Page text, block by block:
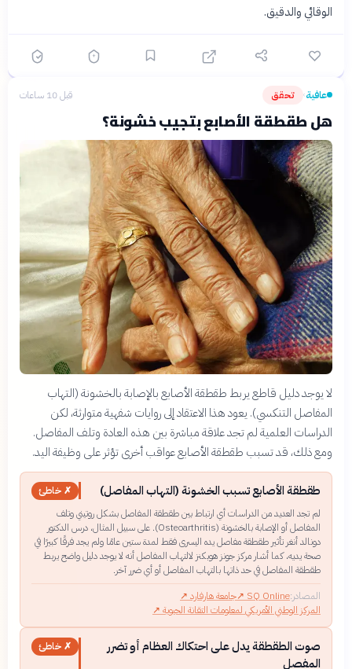
الوقائي والدقيق.
عافية› تحقق قبل 10 ساعات
هل طقطقة الأصابع بتجيب خشونة؟
لا يوجد دليل قاطع يربط طقطقة الأصابع بالإصابة بالخشونة (التهاب
المفاصل التنكسي). يعود هذا الاعتقاد إلى روايات شفهية متوارثة، لكن
الدراسات العلمية لم تجد علاقة مباشرة بين هذه العادة وتلف المفاصل.
ومع ذلك، قد تسبب طقطقة الأصابع عواقب أخرى تؤثر على وظيفة اليد.
طقطقة الأصابع تسبب الخشونة (التهاب المفاصل)
✗ خاطئ
لم تجد العديد من الدراسات أي ارتباط بين طقطقة المفاصل بشكل روتيني وتلف
المفاصل أو الإصابة بالخشونة (Osteoarthritis). على سبيل المثال، درس الدكتور
دونالد أنغر تأثير طقطقة مفاصل يده اليسرى فقط لمدة ستين عامًا ولم يجد فرقًا كبيرًا في
صحة يديه، كما أشار مركز جونز هوبكنز لالتهاب المفاصل أنه لا يوجد دليل واضح يربط
طقطقة المفاصل في حد ذاتها بالتهاب المفاصل أو أي ضرر آخر.
المصادر:SQ Online
↗جامعة هارفارد ↗
المركز الوطني الأمريكي لمعلومات التقانة الحيوية ↗
صوت الطقطقة يدل على احتكاك العظام أو تضرر
المفصل
✗ خاطئ